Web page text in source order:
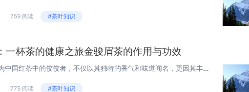
759 阅读 #茶叶知识
一杯茶的健康之旅金骏眉茶的作用与功效
金骏眉茶，作为中国红茶中的佼佼者，不仅以其独特的香气和味道闻名，更因其丰富的健康益处而备受青睐。本文将带您领略金骏眉茶的神奇功效，探索这一传统饮品如何为您的健康加分。 1. 抗氧化的守护者 金骏眉茶含有丰富的茶多酚，这是一种强大的抗氧化剂...
775 阅读 #茶叶知识